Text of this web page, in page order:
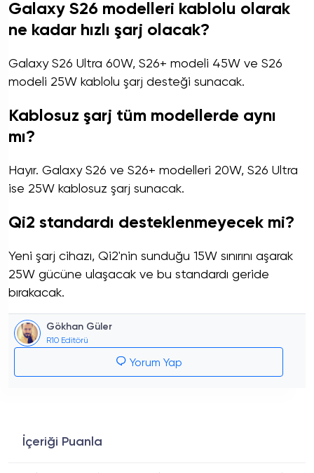
Galaxy S26 modelleri kablolu olarak
ne kadar hızlı şarj olacak?
Galaxy S26 Ultra 60W, S26+ modeli 45W ve S26
modeli 25W kablolu şarj desteği sunacak.
Kablosuz şarj tüm modellerde aynı
mı?
Hayır. Galaxy S26 ve S26+ modelleri 20W, S26 Ultra
ise 25W kablosuz şarj sunacak.
Qi2 standardı desteklenmeyecek mi?
Yeni şarj cihazı, Qi2'nin sunduğu 15W sınırını aşarak
25W gücüne ulaşacak ve bu standardı geride
bırakacak.
Gökhan Güler
R10 Editörü
Yorum Yap
İçeriği Puanla